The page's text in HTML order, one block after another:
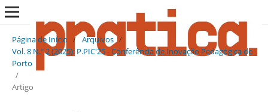
Página de Início / Arquivos /
Vol. 8 N.º 2 (2025): P.PIC'25 - Conferência de Inovação Pedagógica do
Porto
/
Artigo